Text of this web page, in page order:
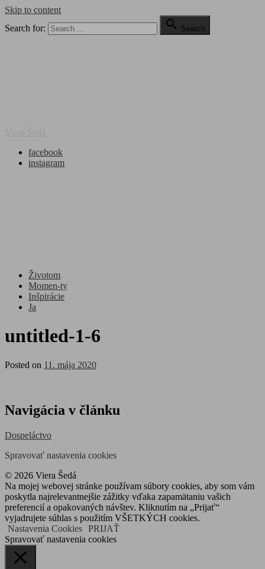
Skip to content
Search for:
 Search
facebook
instagram
Životom
Momen-ty
Inšpirácie
Ja
untitled-1-6
Posted on 11. mája 2020
Navigácia v článku
Dospeláctvo
Spravovať nastavenia cookies
© 2026 Viera Šedá
Na mojej webovej stránke používam súbory cookies, aby som vám
poskytla najrelevantnejšie zážitky vďaka zapamätaniu vašich
preferencií a opakovaných návštev. Kliknutím na „Prijať“
vyjadrujete súhlas s použitím VŠETKÝCH cookies.
Nastavenia Cookies PRIJAŤ
Spravovať nastavenia cookies